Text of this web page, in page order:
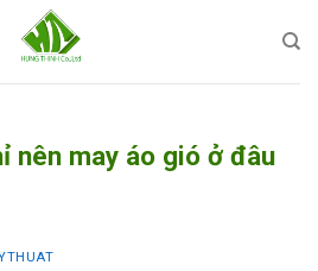
nên may áo gió ở đâu